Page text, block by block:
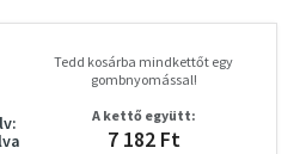
Tedd kosárba mindkettőt egy
gombnyomással!
A kettő együtt:
7 182 Ft